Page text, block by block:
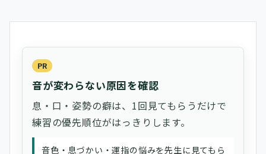
PR
音が変わらない原因を確認
息・口・姿勢の癖は、1回見てもらうだけで
練習の優先順位がはっきりします。
音色・息づかい・運指の悩みを先生に見てもら